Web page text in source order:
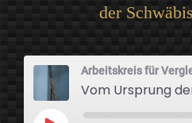
der
Arbeitskreis für